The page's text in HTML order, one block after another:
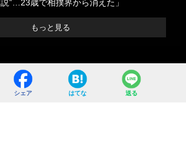
説”…23歳で相撲界から消えた」
もっと見る
シェア はてな 送る